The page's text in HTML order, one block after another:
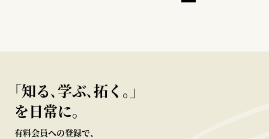
｢知る､学ぶ､拓く｡｣
を日常に。
有料会員への登録で、